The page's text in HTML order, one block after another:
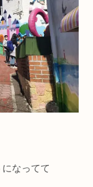
なってて